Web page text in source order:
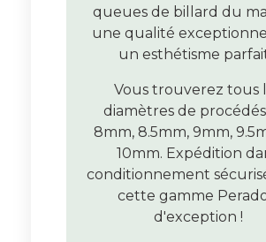
queues de billard du
une qualité
un esthétisme
Vous trouverez tous
diamètres de
8mm, 8.5mm, 9mm,
10mm. Expédition
conditionnement
cette gamme
d'exception !